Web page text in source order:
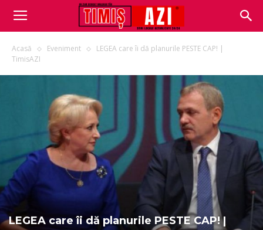
Acasă Eveniment
LEGEA care îi dă planurile PESTE CAP! |
TimisAZI
LEGEA care îi dă planurile PESTE CAP! |